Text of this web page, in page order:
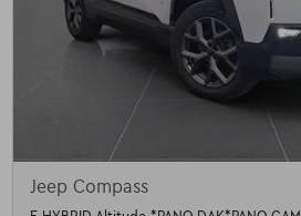
Jeep Compass